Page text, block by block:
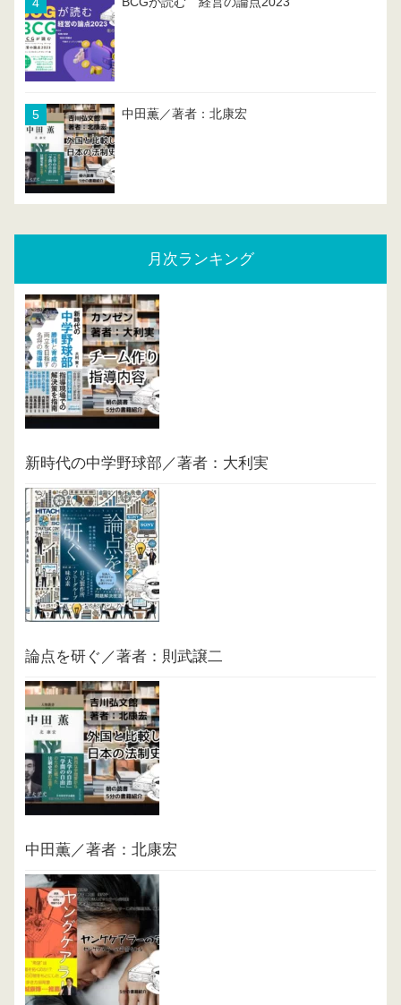
中田薫／著者：北康宏
月次ランキング
新時代の中学野球部／著者：大利実
論点を研ぐ／著者：則武譲二
中田薫／著者：北康宏